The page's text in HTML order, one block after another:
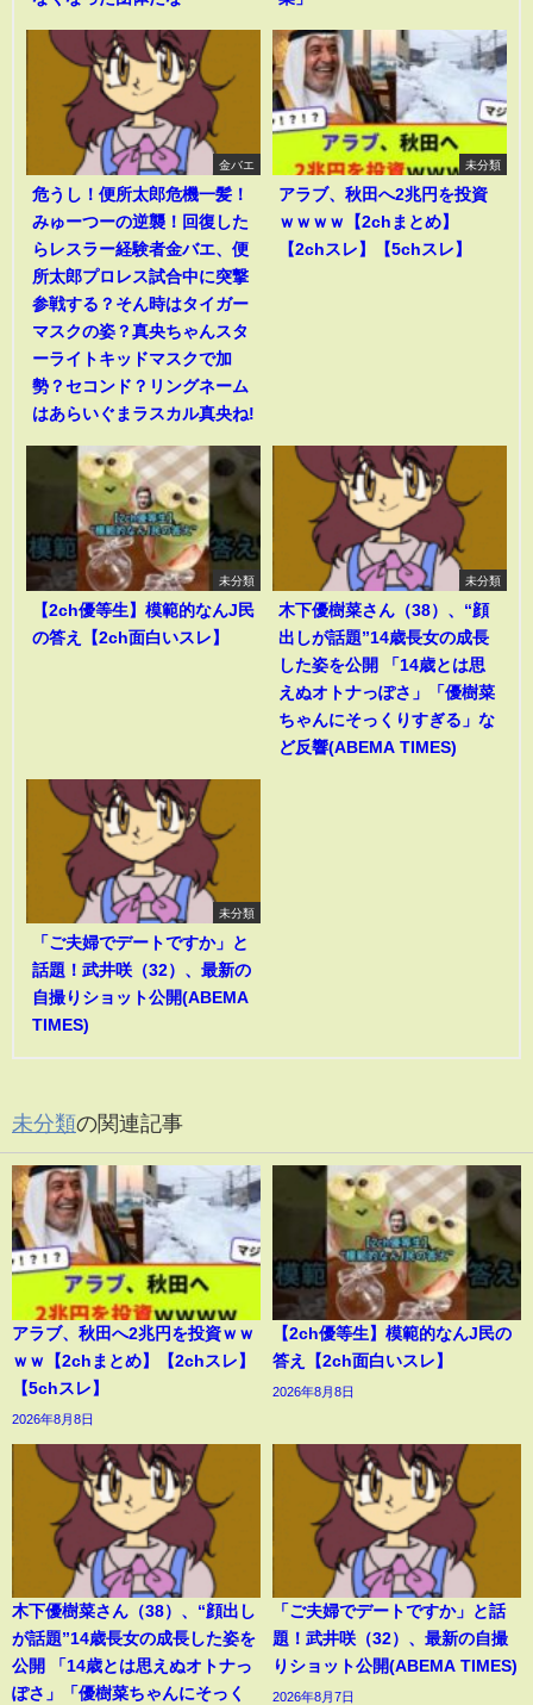
金バエ
危うし！便所太郎危機一髪！
みゅーつーの逆襲！回復した
らレスラー経験者金バエ、便
所太郎プロレス試合中に突撃
参戦する？そん時はタイガー
マスクの姿？真央ちゃんスタ
ーライトキッドマスクで加
勢？セコンド？リングネーム
はあらいぐまラスカル真央ね!
未分類
アラブ、秋田へ2兆円を投資
ｗｗｗｗ【2chまとめ】
【2chスレ】【5chスレ】
未分類
【2ch優等生】模範的なんJ民
の答え【2ch面白いスレ】
未分類
木下優樹菜さん（38）、“顔
出しが話題”14歳長女の成長
した姿を公開 「14歳とは思
えぬオトナっぽさ」「優樹菜
ちゃんにそっくりすぎる」な
ど反響(ABEMA TIMES)
未分類
「ご夫婦でデートですか」と
話題！武井咲（32）、最新の
自撮りショット公開(ABEMA
TIMES)
未分類の関連記事
アラブ、秋田へ2兆円を投資ｗｗ
ｗｗ【2chまとめ】【2chスレ】
【5chスレ】
2026年8月8日
【2ch優等生】模範的なんJ民の
答え【2ch面白いスレ】
2026年8月8日
木下優樹菜さん（38）、“顔出し
が話題”14歳長女の成長した姿を
公開 「14歳とは思えぬオトナっ
ぽさ」「優樹菜ちゃんにそっく
「ご夫婦でデートですか」と話
題！武井咲（32）、最新の自撮
りショット公開(ABEMA TIMES)
2026年8月7日